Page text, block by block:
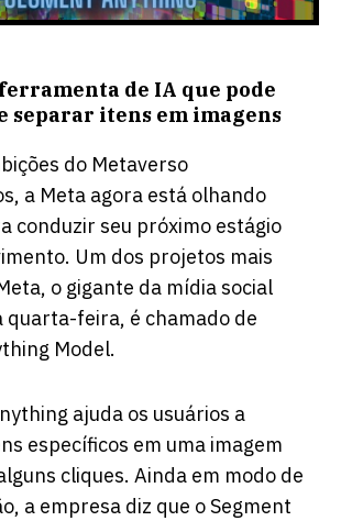
de IA que pode
separar itens em imagens
do Metaverso
a Meta agora está olhando
conduzir seu próximo estágio
Um dos projetos mais
o gigante da mídia social
quarta-feira, é chamado de
Model.
ajuda os usuários a
específicos em uma imagem
cliques. Ainda em modo de
a empresa diz que o Segment